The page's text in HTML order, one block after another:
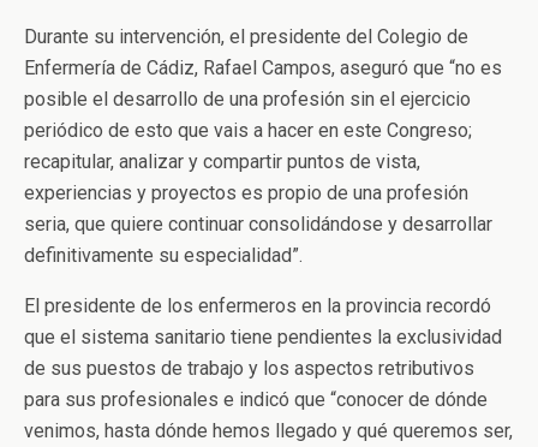
Durante su intervención, el presidente del Colegio de
Enfermería de Cádiz, Rafael Campos, aseguró que “no es
posible el desarrollo de una profesión sin el ejercicio
periódico de esto que vais a hacer en este Congreso;
recapitular, analizar y compartir puntos de vista,
experiencias y proyectos es propio de una profesión
seria, que quiere continuar consolidándose y desarrollar
definitivamente su especialidad”.
El presidente de los enfermeros en la provincia recordó
que el sistema sanitario tiene pendientes la exclusividad
de sus puestos de trabajo y los aspectos retributivos
para sus profesionales e indicó que “conocer de dónde
venimos, hasta dónde hemos llegado y qué queremos ser,